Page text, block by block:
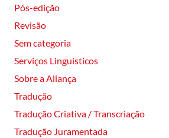
Pós-edição
Revisão
Sem categoria
Serviços Linguísticos
Sobre a Aliança
Tradução
Tradução Criativa / Transcriação
Tradução Juramentada